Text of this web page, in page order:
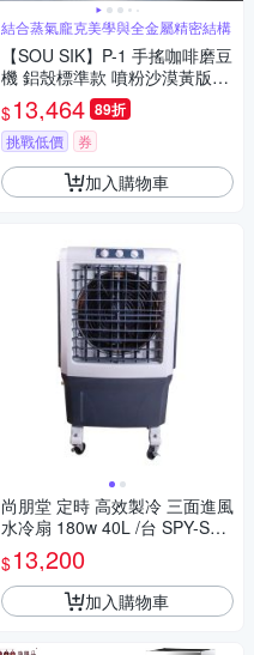
結合蒸氣龐克美學與全金屬精密結構
【SOU SIK】P-1 手搖咖啡磨豆
機 鋁殼標準款 噴粉沙漠黃版本
( 01+ 02 雙刀盤 )/外調式/換刀
盤/變換風味/行星齒輪
$13,464 89折
挑戰低價 券
加入購物車
尚朋堂 定時 高效製冷 三面進風
水冷扇 180w 40L /台 SPY-S55
$13,200
加入購物車